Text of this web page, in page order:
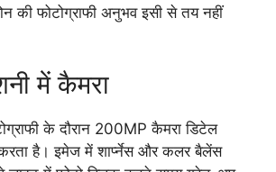
की फोटोग्राफी अनुभव इसी से तय नहीं
में कैमरा
के दौरान 200MP कैमरा डिटेल
है। इमेज में शार्प्नेस और कलर बैलेंस